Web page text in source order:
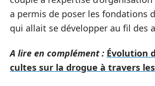
a permis de poser les fondations
qui allait se développer au fil des
A lire en complément : Évolution
cultes sur la drogue à travers